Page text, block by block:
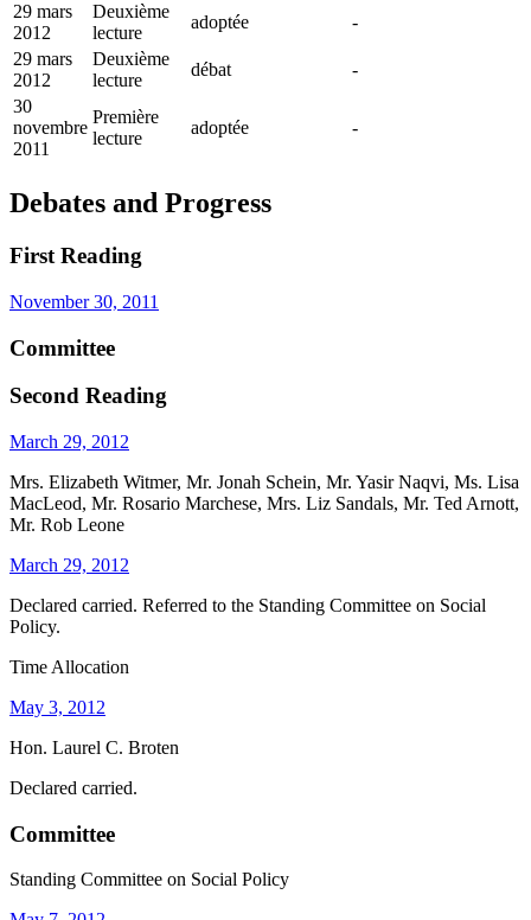
29 mars
2012
Deuxième
lecture
adoptée
-
29 mars
2012
Deuxième
lecture
débat
-
30
novembre
2011
Première
lecture
adoptée -
Debates and Progress
First Reading
November 30, 2011
Committee
Second Reading
March 29, 2012
Mrs. Elizabeth Witmer, Mr. Jonah Schein, Mr. Yasir Naqvi, Ms. Lisa
MacLeod, Mr. Rosario Marchese, Mrs. Liz Sandals, Mr. Ted Arnott,
Mr. Rob Leone
March 29, 2012
Declared carried. Referred to the Standing Committee on Social
Policy.
Time Allocation
May 3, 2012
Hon. Laurel C. Broten
Declared carried.
Committee
Standing Committee on Social Policy